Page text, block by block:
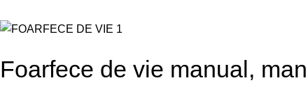
Foarfece de vie manual,